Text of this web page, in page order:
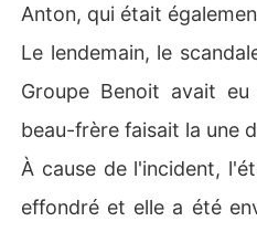
Anton, qui était
Le lendemain, le
Groupe Benoit avait
beau-frère faisait la une
À cause de l'incident,
effondré et elle a été